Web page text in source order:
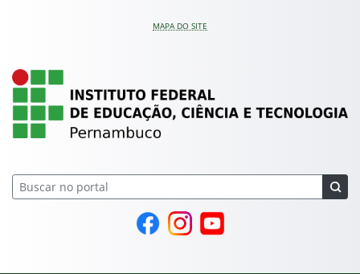
MAPA DO SITE
IFPE – Instituto
Página do Facebook
Perfil no Instagram
Canal no YouTube